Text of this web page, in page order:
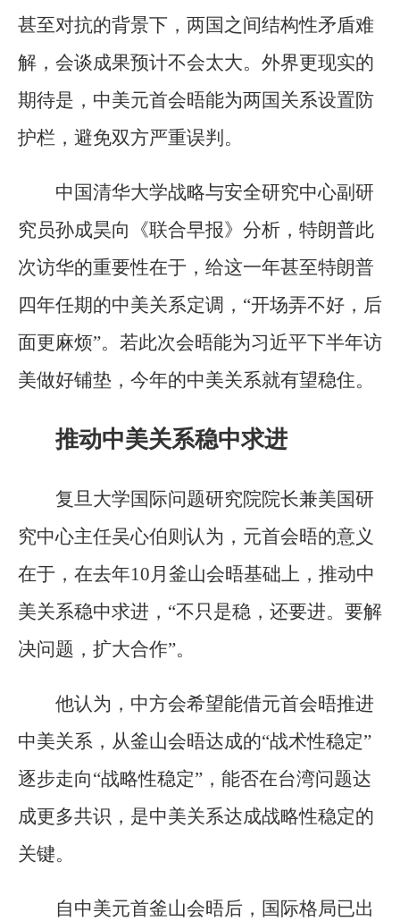
甚至对抗的背景下，两国之间结构性矛盾难
解，会谈成果预计不会太大。外界更现实的
期待是，中美元首会晤能为两国关系设置防
护栏，避免双方严重误判。
中国清华大学战略与安全研究中心副研
究员孙成昊向《联合早报》分析，特朗普此
次访华的重要性在于，给这一年甚至特朗普
四年任期的中美关系定调，“开场弄不好，后
面更麻烦”。若此次会晤能为习近平下半年访
美做好铺垫，今年的中美关系就有望稳住。
推动中美关系稳中求进
复旦大学国际问题研究院院长兼美国研
究中心主任吴心伯则认为，元首会晤的意义
在于，在去年10月釜山会晤基础上，推动中
美关系稳中求进，“不只是稳，还要进。要解
决问题，扩大合作”。
他认为，中方会希望能借元首会晤推进
中美关系，从釜山会晤达成的“战术性稳定”
逐步走向“战略性稳定”，能否在台湾问题达
成更多共识，是中美关系达成战略性稳定的
关键。
自中美元首釜山会晤后，国际格局已出